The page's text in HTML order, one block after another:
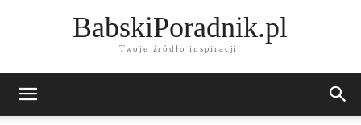
BabskiPoradnik.pl
Twoje źródło inspiracji.